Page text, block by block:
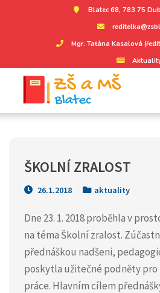
Blatec 68, 783 75
Mgr. Taťána Kasalová
ŠKOLNÍ ZRALOST
26.1.2018 aktuality
Dne 23. 1. 2018 proběhla v
na téma Školní zralost.
přednáškou nadšeni,
poskytla užitečné podněty
práce. Hlavním cílem